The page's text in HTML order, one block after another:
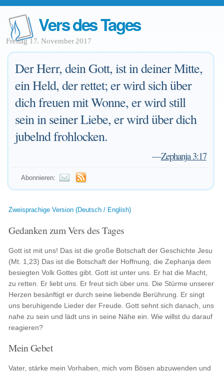
Vers des Tages
Freitag 17. November 2017
Der Herr, dein Gott, ist in deiner Mitte,
ein Held, der rettet; er wird sich über
dich freuen mit Wonne, er wird still
sein in seiner Liebe, er wird über dich
jubelnd frohlocken.
—Zephanja 3:17
Abonnieren:
Zweisprachige Version (Deutsch / English)
Gedanken zum Vers des Tages
Gott ist mit uns! Das ist die große Botschaft der Geschichte Jesu
(Mt. 1,23) Das ist die Botschaft der Hoffnung, die Zephanja dem
besiegten Volk Gottes gibt. Gott ist unter uns. Er hat die Macht,
zu retten. Er liebt uns. Er freut sich über uns. Die Stürme unserer
Herzen besänftigt er durch seine liebende Berührung. Er singt
uns beruhigende Lieder der Freude. Gott sehnt sich danach, uns
nahe zu sein und lädt uns in seine Nähe ein. Wie willst du darauf
reagieren?
Mein Gebet
Vater, stärke mein Vorhaben, mich vom Bösen abzuwenden und